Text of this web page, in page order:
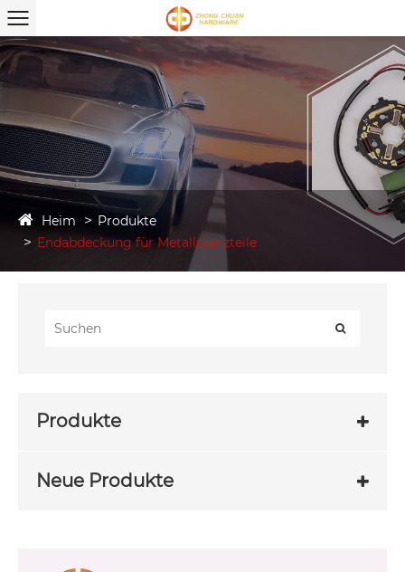
Heim
Produkte
Endabdeckung für Metallstanzteile
Produkte
Neue Produkte